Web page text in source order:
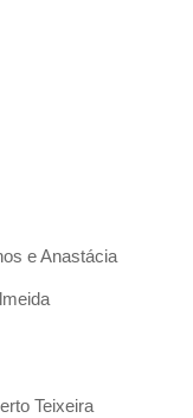
e Anastácia
Teixeira